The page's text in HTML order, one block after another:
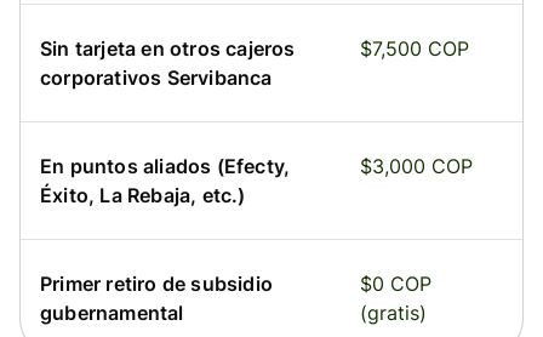
Sin tarjeta en otros cajeros
corporativos Servibanca
$7,500 COP
En puntos aliados (Efecty,
Éxito, La Rebaja, etc.)
$3,000 COP
Primer retiro de subsidio
gubernamental
$0 COP
(gratis)